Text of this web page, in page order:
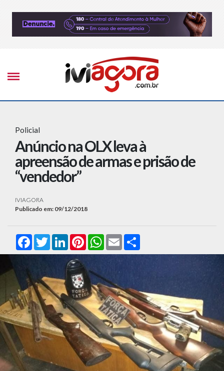
Policial
Anúncio na OLX leva à
apreensão de armas e prisão de
“vendedor”
IVIAGORA
Publicado em: 09/12/2018
FacebookTwitterLinkedInPinterestWhatsApp
Email